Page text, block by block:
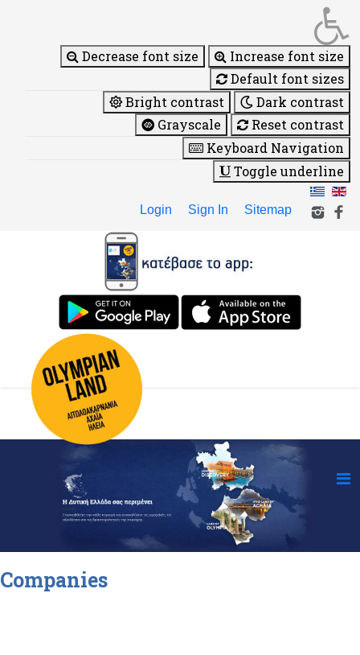
Decrease font size
Increase font size
Default font sizes
Bright contrast
Dark contrast
Grayscale
Reset contrast
Keyboard Navigation
Toggle underline
Login Sign In Sitemap
Companies